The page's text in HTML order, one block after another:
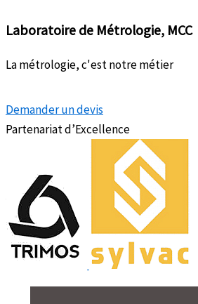
Laboratoire de Métrologie, MCC
La métrologie, c'est notre métier
Demander un devis
Partenariat d’Excellence